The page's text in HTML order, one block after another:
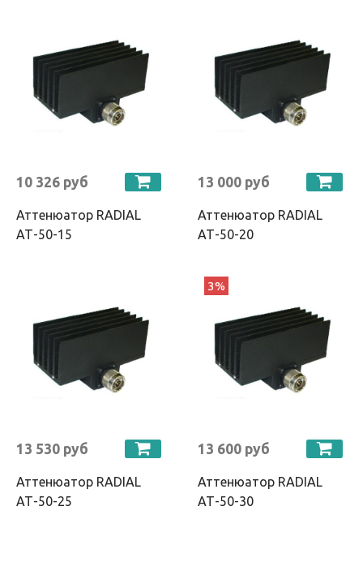
10 326 руб
Аттенюатор RADIAL
АТ-50-15
13 000 руб
Аттенюатор RADIAL
АТ-50-20
13 530 руб
Аттенюатор RADIAL
АТ-50-25
3%
13 600 руб
Аттенюатор RADIAL
АТ-50-30